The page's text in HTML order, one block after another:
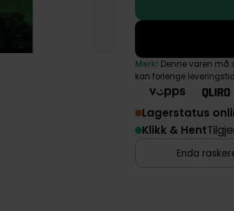
Merk! Denne varen må
kan forlenge
Lagerstatus
Klikk & Hent
Enda